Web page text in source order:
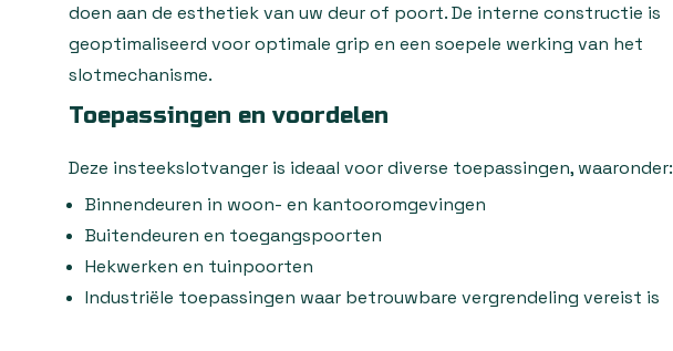
doen aan de esthetiek van uw deur of poort. De interne constructie is
geoptimaliseerd voor optimale grip en een soepele werking van het
slotmechanisme.
Toepassingen en voordelen
Deze insteekslotvanger is ideaal voor diverse toepassingen, waaronder:
Binnendeuren in woon- en kantooromgevingen
Buitendeuren en toegangspoorten
Hekwerken en tuinpoorten
Industriële toepassingen waar betrouwbare vergrendeling vereist is